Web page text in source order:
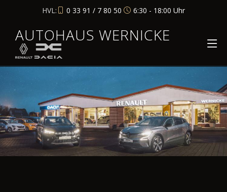
HVL: 0 33 91 / 7 80 50 6:30 - 18:00 Uhr
AUTOHAUS WERNICKE